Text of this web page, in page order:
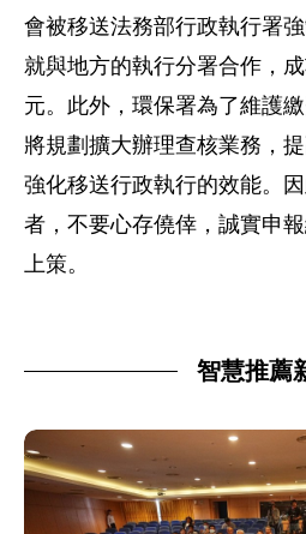
會被移送法務部行政執行署
就與地方的執行分署合作，
元。此外，環保署為了維護
將規劃擴大辦理查核業務，
強化移送行政執行的效能。
者，不要心存僥倖，誠實申
上策。
智慧推薦